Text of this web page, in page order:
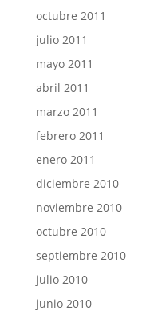
octubre 2011
julio 2011
mayo 2011
abril 2011
marzo 2011
febrero 2011
enero 2011
diciembre 2010
noviembre 2010
octubre 2010
septiembre 2010
julio 2010
junio 2010